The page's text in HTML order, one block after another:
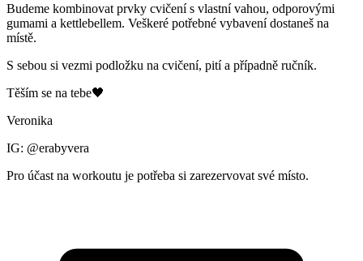
Budeme kombinovat prvky cvičení s vlastní vahou, odporovými
gumami a kettlebellem. Veškeré potřebné vybavení dostaneš na
místě.
S sebou si vezmi podložku na cvičení, pití a případně ručník.
Těším se na tebe🖤
Veronika
IG: @erabyvera
Pro účast na workoutu je potřeba si zarezervovat své místo.